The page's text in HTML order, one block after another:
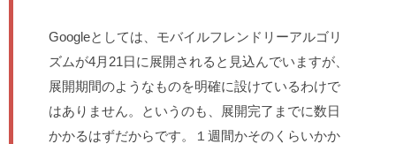
Googleとしては、モバイルフレンドリーアルゴリ
ズムが4月21日に展開されると見込んでいますが、
展開期間のようなものを明確に設けているわけで
はありません。というのも、展開完了までに数日
かかるはずだからです。１週間かそのくらいかか